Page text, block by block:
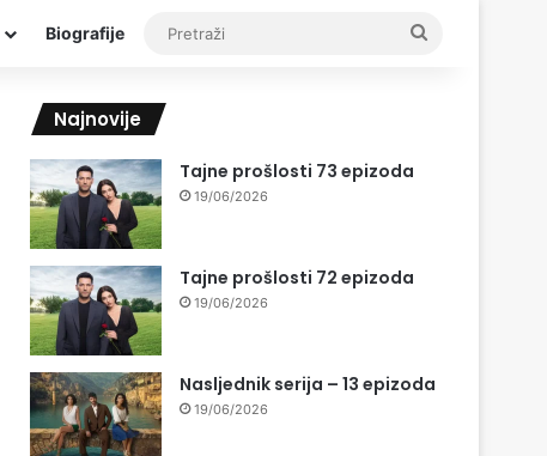
Biografije
Najnovije
Tajne prošlosti 73 epizoda
19/06/2026
Tajne prošlosti 72 epizoda
19/06/2026
Nasljednik serija – 13 epizoda
19/06/2026